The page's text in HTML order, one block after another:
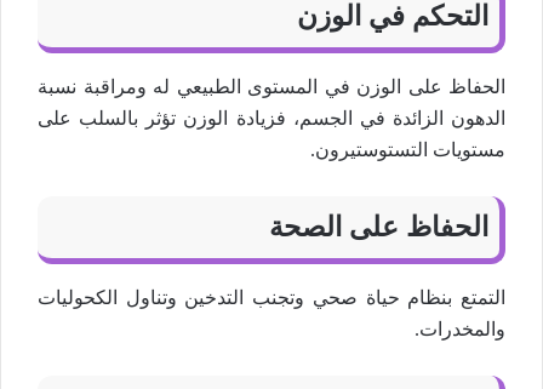
التحكم في الوزن
الحفاظ على الوزن في المستوى الطبيعي له ومراقبة نسبة
الدهون الزائدة في الجسم، فزيادة الوزن تؤثر بالسلب على
مستويات التستوستيرون.
الحفاظ على الصحة
التمتع بنظام حياة صحي وتجنب التدخين وتناول الكحوليات
والمخدرات.